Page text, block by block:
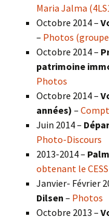
Maria Jalma
Octobre 2014 –
– Photos
Octobre 2014 –
patrimoine
Photos
Octobre 2014 –
années) –
Juin 2014 –
Photo-Discours
2013-2014 –
obtenant le CESS
Janvier- Février
Dilsen – Photos
Octobre 2013 –